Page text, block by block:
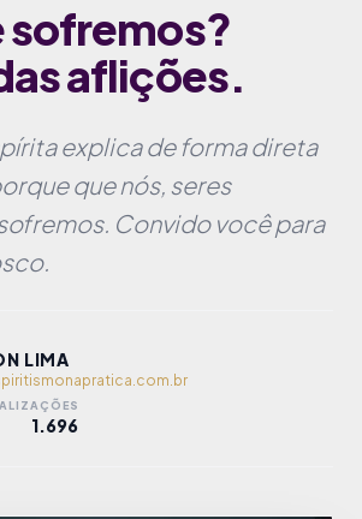
sofremos?
aflições.
explica de forma direta
que nós, seres
Convido você para
LIMA
1.696